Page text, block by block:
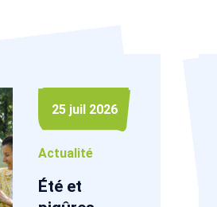
25 juil 2026
Actualité
Été et